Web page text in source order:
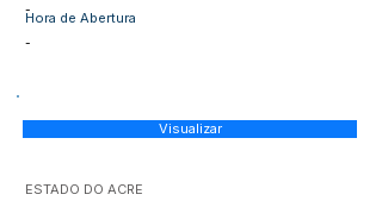
-Hora de Abertura
-
Visualizar
ESTADO DO ACRE